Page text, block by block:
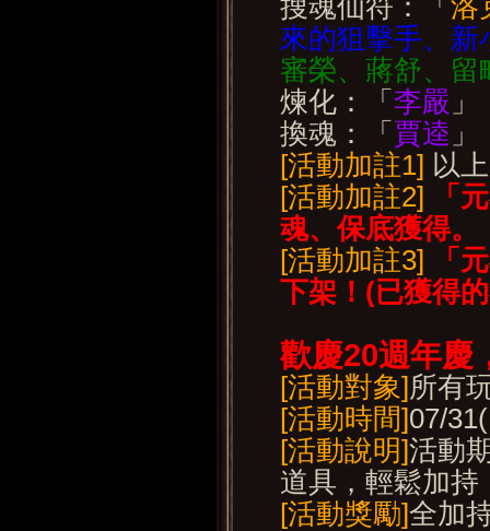
搜魂仙符：「 洛
來的狙擊手、
審榮、蔣舒、留
煉化：「 李嚴 」
換魂：「 賈逵 」
[活動加註1] 以
[活動加註2]
「
魂、保底獲得。
[活動加註3]
「
下架！(已獲得
歡慶20週年慶
[活動對象]所有
[活動時間]07/
[活動說明]活動
道具，輕鬆加持
[活動獎勵]全加